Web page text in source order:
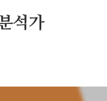
석가